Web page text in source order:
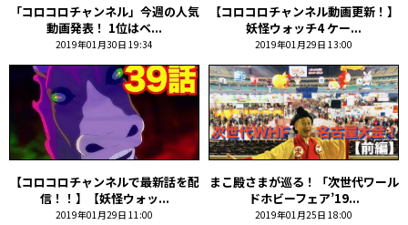
「コロコロチャンネル」今週の人気
動画発表！ 1位はベ...
2019年01月30日 19:34
【コロコロチャンネル動画更新！】
妖怪ウォッチ4 ケー...
2019年01月29日 13:00
【コロコロチャンネルで最新話を配
信！！】【妖怪ウォッ...
2019年01月29日 11:00
まこ殿さまが巡る！「次世代ワール
ドホビーフェア’19...
2019年01月25日 18:00